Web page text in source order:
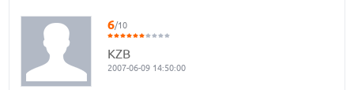
6/10
KZB
2007-06-09 14:50:00